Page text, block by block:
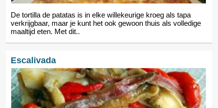
De tortilla de patatas is in elke willekeurige kroeg als tapa
verkrijgbaar, maar je kunt het ook gewoon thuis als volledige
maaltijd eten. Met dit..
Escalivada